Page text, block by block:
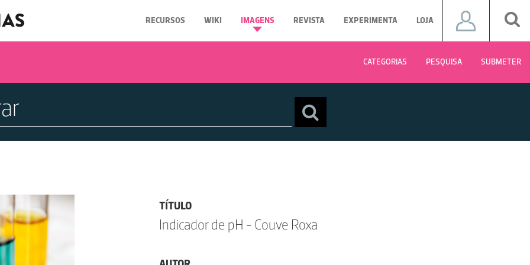
RECURSOS WIKI IMAGENS REVISTA EXPERIMENTA LOJA
CATEGORIAS PESQUISA SUBMETER
TÍTULO
Indicador de pH - Couve Roxa